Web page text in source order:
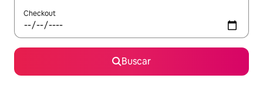
Checkout
Buscar